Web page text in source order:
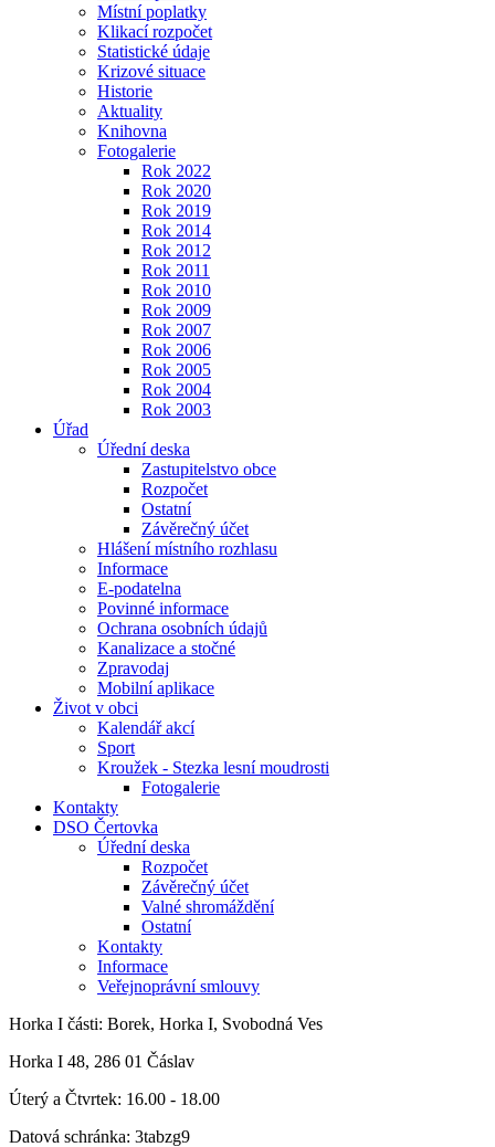
Místní poplatky
Klikací rozpočet
Statistické údaje
Krizové situace
Historie
Aktuality
Knihovna
Fotogalerie
Rok 2022
Rok 2020
Rok 2019
Rok 2014
Rok 2012
Rok 2011
Rok 2010
Rok 2009
Rok 2007
Rok 2006
Rok 2005
Rok 2004
Rok 2003
Úřad
Úřední deska
Zastupitelstvo obce
Rozpočet
Ostatní
Závěrečný účet
Hlášení místního rozhlasu
Informace
E-podatelna
Povinné informace
Ochrana osobních údajů
Kanalizace a stočné
Zpravodaj
Mobilní aplikace
Život v obci
Kalendář akcí
Sport
Kroužek - Stezka lesní moudrosti
Fotogalerie
Kontakty
DSO Čertovka
Úřední deska
Rozpočet
Závěrečný účet
Valné shromáždění
Ostatní
Kontakty
Informace
Veřejnoprávní smlouvy
Horka I části: Borek, Horka I, Svobodná Ves
Horka I 48, 286 01 Čáslav
Úterý a Čtvrtek: 16.00 - 18.00
Datová schránka: 3tabzg9